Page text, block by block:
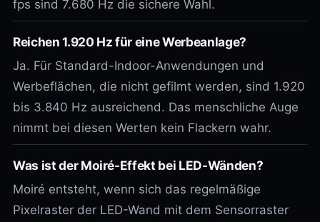
fps sind 7.680 Hz die sichere Wahl.
Reichen 1.920 Hz für eine Werbeanlage?
Ja. Für Standard-Indoor-Anwendungen und
Werbeflächen, die nicht gefilmt werden, sind 1.920
bis 3.840 Hz ausreichend. Das menschliche Auge
nimmt bei diesen Werten kein Flackern wahr.
Was ist der Moiré-Effekt bei LED-Wänden?
Moiré entsteht, wenn sich das regelmäßige
Pixelraster der LED-Wand mit dem Sensorraster